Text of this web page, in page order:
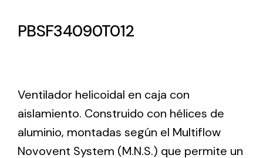
Amplia gama de ventiladores y equipos de
Ventilation
PBSF34090T012
Ventilador helicoidal en caja con
aislamiento. Construido con hélices de
aluminio, montadas según el Multiflow
Novovent System (M.N.S.) que permite un